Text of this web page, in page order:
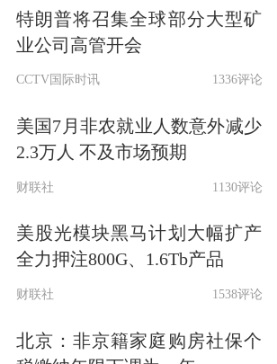
有助于中国争取全球金融治
提升国际竞争力
在连平看来，争取全球金
权，是国家战略极其重要
据连平观察，在全球治理
已经在许多方面占据了重
发言权甚至具有主导权
特朗普将召集全球部分大型矿
业公司高管开会
CCTV国际时讯 1336评论
美国7月非农就业人数意外减少
2.3万人 不及市场预期
财联社 1130评论
美股光模块黑马计划大幅扩产
全力押注800G、1.6Tb产品
财联社 1538评论
北京：非京籍家庭购房社保个